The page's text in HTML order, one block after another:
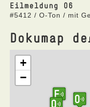
Eilmeldung 06
#5412 / O-Ton / mit
Dokumap